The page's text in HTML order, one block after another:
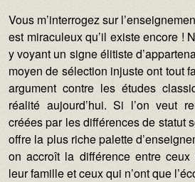
Vous m’interrogez sur
est miraculeux qu’il existe encore !
y voyant un signe élitiste
moyen de sélection injuste ont tout
argument contre les études
réalité aujourd’hui. Si l’on veut
créées par les différences de statut
offre la plus riche palette
on accroît la différence entre
leur famille et ceux qui n’ont que